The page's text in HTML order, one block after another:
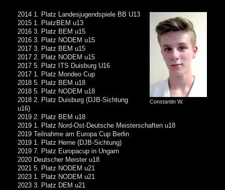
Constantin W.
2014 1. Platz Landesjugendspiele BB U13
2015 1. PlatzBEM u13
2016 3. Platz BEM u15
2016 3. Platz NODEM u15
2017 3. Platz BEM u15
2017 2. Platz NODEM u15
2017 5. Platz ITS Duisburg U16
2017 1. Platz Mondeo Cup
2018 5. Platz BEM u18
2018 5. Platz NODEM u18
2018 2. Platz Duisburg (DJB-Sichtung
u16)
2019 2. Platz BEM u18
2019 1. Platz Nord-Ost-Deutsche Meisterschaften u18
2019 Teilnahme am Europa Cup Berlin
2019 1. Platz Herne (DJB-Sichtung)
2019 7. Platz Europacup in Ungarn
2020 Deutscher Meister u18
2021 5. Platz NODEM u21
2023 1. Platz NODEM u21
2023 3. Platz DEM u21